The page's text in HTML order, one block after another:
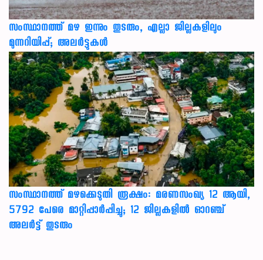
സംസ്ഥാനത്ത് മഴ ഇന്നും തുടരും, എല്ലാ ജില്ലകളിലും
മുന്നറിയിപ്പ്; അലർട്ടുകൾ
സംസ്ഥാനത്ത് മഴക്കെടുതി രൂക്ഷം: മരണസംഖ്യ 12 ആയി,
5792 പേരെ മാറ്റിപ്പാർപ്പിച്ചു; 12 ജില്ലകളിൽ ഓറഞ്ച്
അലർട്ട് തുടരും